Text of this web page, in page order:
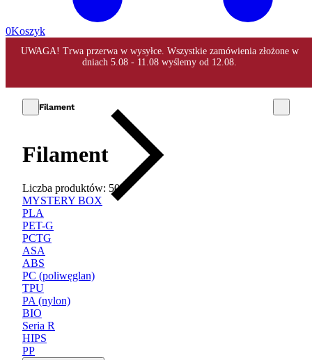
0Koszyk
Filament
Filament
Liczba produktów: 502
MYSTERY BOX
PLA
PET-G
PCTG
ASA
ABS
PC (poliwęglan)
TPU
PA (nylon)
BIO
Seria R
HIPS
PP